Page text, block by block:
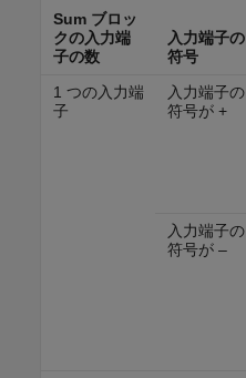
Sumブロッ
クの入力端
子の数
入力端子の
符号
1 つの入力端
子
入力端子の
符号が +
入力端子の
符号が –